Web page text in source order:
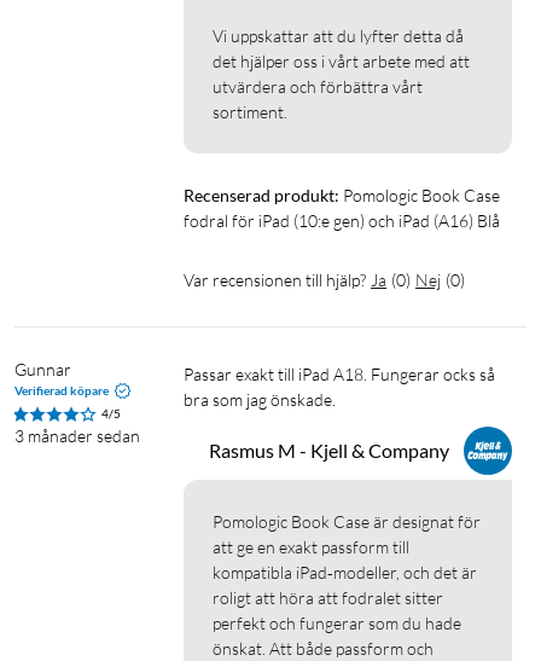
Vi uppskattar att du lyfter detta då
det hjälper oss i vårt arbete med att
utvärdera och förbättra vårt
sortiment.
Recenserad produkt: Pomologic Book Case
fodral för iPad (10:e gen) och iPad (A16) Blå
Var recensionen till hjälp? Ja (0) Nej (0)
Gunnar
Verifierad köpare
4/5
3 månader sedan
Passar exakt till iPad A18. Fungerar ocks så
bra som jag önskade.
Rasmus M - Kjell & Company
Pomologic Book Case är designat för
att ge en exakt passform till
kompatibla iPad‑modeller, och det är
roligt att höra att fodralet sitter
perfekt och fungerar som du hade
önskat. Att både passform och